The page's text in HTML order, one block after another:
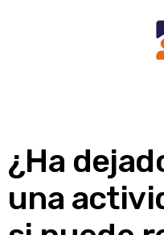
¿Ha
una